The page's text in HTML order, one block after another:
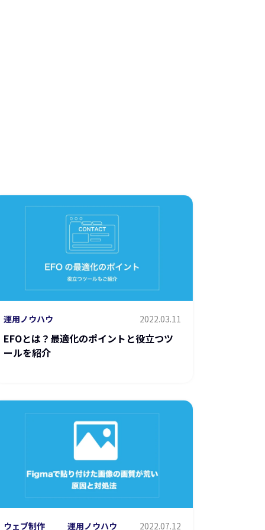
運用ノウハウ 2022.03.11
EFOとは？最適化のポイントと役立つツ
ールを紹介
ウェブ制作 運用ノウハウ 2022.07.12